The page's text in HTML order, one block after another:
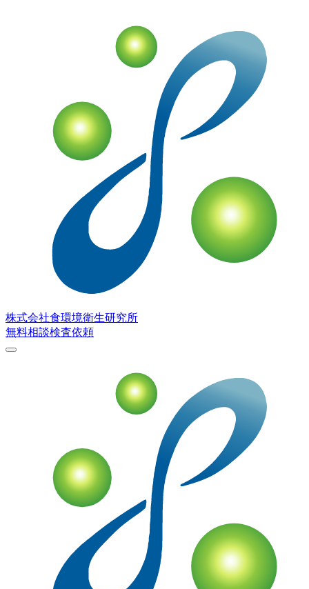
株式会社食環境衛生研究所
無料相談検査依頼